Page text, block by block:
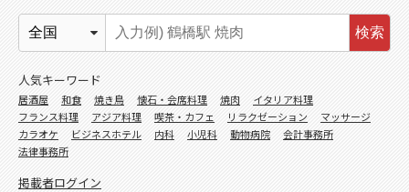
検索
人気キーワード
居酒屋 和食 焼き鳥 懐石・会席料理 焼肉
イタリア料理
フランス料理
アジア料理 喫茶・カフェ リラクゼーション
マッサージ
カラオケ
ビジネスホテル 内科 小児科 動物病院
会計事務所
法律事務所
掲載者ログイン